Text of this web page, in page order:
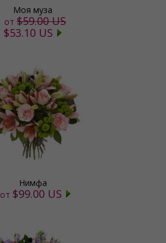
Моя муза
от $59.00 US
$53.10 US
Нимфа
от $99.00 US